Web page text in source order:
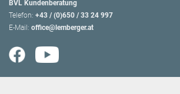
BVL Kundenberatung
Telefon: +43 / (0)650 / 33 24 997
E-Mail: office@lemberger.at